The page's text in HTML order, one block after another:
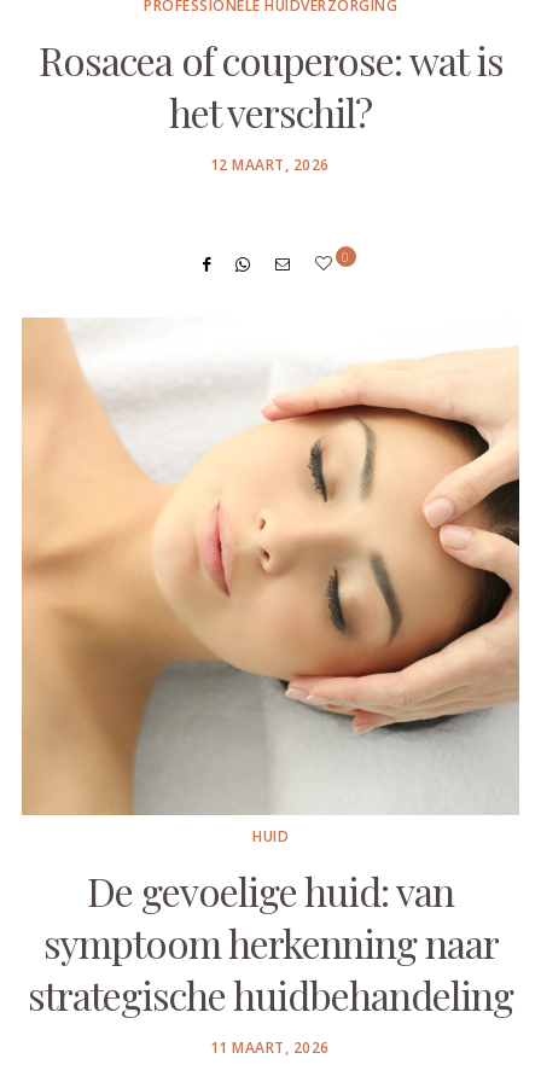
PROFESSIONELE HUIDVERZORGING
Rosacea of couperose: wat is
het verschil?
POSTED
12 MAART, 2026
0
HUID
De gevoelige huid: van
symptoom herkenning naar
strategische huidbehandeling
POSTED
11 MAART, 2026